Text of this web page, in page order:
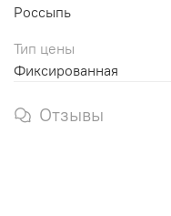
Россыпь
Тип цены
Фиксированная
Отзывы